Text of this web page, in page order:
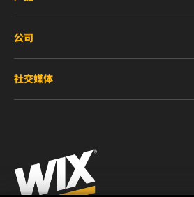
新产品
停产/替代产品
公司
职业生涯
印制
社交媒体